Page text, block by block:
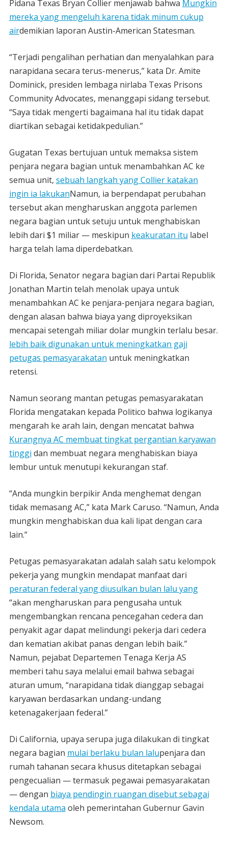
Pidana Texas Bryan Collier menjawab bahwa Mungkin
mereka yang mengeluh karena tidak minum cukup
airdemikian laporan Austin-American Statesman.
“Terjadi pengalihan perhatian dan menyalahkan para
narapidana secara terus-menerus,” kata Dr. Amite
Dominick, presiden lembaga nirlaba Texas Prisons
Community Advocates, menanggapi sidang tersebut.
“Saya tidak mengerti bagaimana hal itu tidak dapat
diartikan sebagai ketidakpedulian.”
Gugatan Texas bertujuan untuk memaksa sistem
penjara negara bagian untuk menambahkan AC ke
semua unit, sebuah langkah yang Collier katakan
ingin ia lakukanNamun, ia berpendapat perubahan
tersebut akan mengharuskan anggota parlemen
negara bagian untuk setuju untuk menghabiskan
lebih dari $1 miliar — meskipun keakuratan itu label
harga telah lama diperdebatkan.
Di Florida, Senator negara bagian dari Partai Republik
Jonathan Martin telah menolak upaya untuk
menambahkan AC ke penjara-penjara negara bagian,
dengan alasan bahwa biaya yang diproyeksikan
mencapai setengah miliar dolar mungkin terlalu besar.
lebih baik digunakan untuk meningkatkan gaji
petugas pemasyarakatan untuk meningkatkan
retensi.
Namun seorang mantan petugas pemasyarakatan
Florida mengatakan kepada Politico bahwa logikanya
mengarah ke arah lain, dengan mencatat bahwa
Kurangnya AC membuat tingkat pergantian karyawan
tinggi dan membuat negara menghabiskan biaya
lembur untuk menutupi kekurangan staf.
“Anda mungkin berpikir Anda menghemat dengan
tidak memasang AC,” kata Mark Caruso. “Namun, Anda
mungkin menghabiskan dua kali lipat dengan cara
lain.”
Petugas pemasyarakatan adalah salah satu kelompok
pekerja yang mungkin mendapat manfaat dari
peraturan federal yang diusulkan bulan lalu yang
“akan mengharuskan para pengusaha untuk
mengembangkan rencana pencegahan cedera dan
penyakit agar dapat melindungi pekerja dari cedera
dan kematian akibat panas dengan lebih baik.”
Namun, pejabat Departemen Tenaga Kerja AS
memberi tahu saya melalui email bahwa sebagai
aturan umum, “narapidana tidak dianggap sebagai
karyawan berdasarkan undang-undang
ketenagakerjaan federal.”
Di California, upaya serupa juga dilakukan di tingkat
negara bagian mulai berlaku bulan lalupenjara dan
rumah tahanan secara khusus ditetapkan sebagai
pengecualian — termasuk pegawai pemasyarakatan
— dengan biaya pendingin ruangan disebut sebagai
kendala utama oleh pemerintahan Gubernur Gavin
Newsom.